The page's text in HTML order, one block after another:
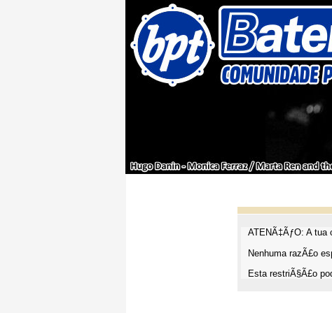
ATENÃ‡ÃƒO: A tua
Nenhuma razÃ£o
Esta restriÃ§Ã£o